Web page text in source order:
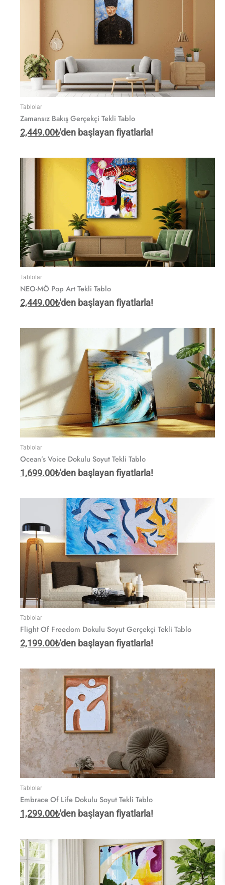
Tablolar
Zamansız Bakış Gerçekçi Tekli Tablo
2,449.00₺'den başlayan fiyatlarla!
Tablolar
NEO-MÖ Pop Art Tekli Tablo
2,449.00₺'den başlayan fiyatlarla!
Tablolar
Ocean’s Voice Dokulu Soyut Tekli Tablo
1,699.00₺'den başlayan fiyatlarla!
Tablolar
Flight Of Freedom Dokulu Soyut Gerçekçi Tekli Tablo
2,199.00₺'den başlayan fiyatlarla!
Tablolar
Embrace Of Life Dokulu Soyut Tekli Tablo
1,299.00₺'den başlayan fiyatlarla!